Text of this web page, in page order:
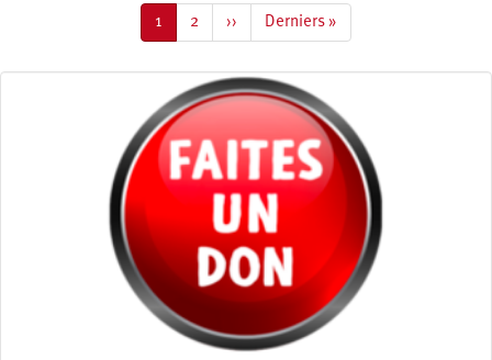
Page
courante
1 Page
2
Page
suivante
››
Dernière
page
Derniers »